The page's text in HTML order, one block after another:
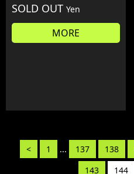
SOLD OUT Yen
MORE
< 1 ... 137 138
143
144